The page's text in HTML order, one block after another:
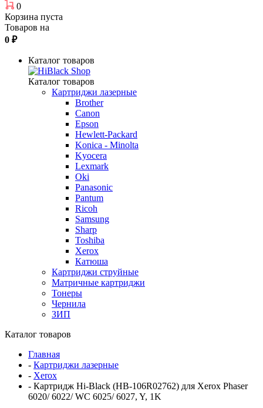
0
Корзина пуста
Товаров на
0 ₽
Каталог товаров
Каталог товаров
Картриджи лазерные
Brother
Canon
Epson
Hewlett-Packard
Konica - Minolta
Kyocera
Lexmark
Oki
Panasonic
Pantum
Ricoh
Samsung
Sharp
Toshiba
Xerox
Катюша
Картриджи струйные
Матричные картриджи
Тонеры
Чернила
ЗИП
Каталог товаров
Главная
- Картриджи лазерные
- Xerox
- Картридж Hi-Black (HB-106R02762) для Xerox Phaser
6020/ 6022/ WC 6025/ 6027, Y, 1K